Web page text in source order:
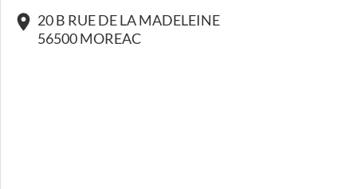
20 B RUE DE LA MADELEINE
56500 MOREAC